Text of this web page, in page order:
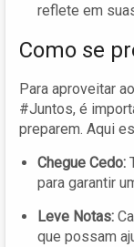
reflete em
Como se
Para aproveitar
#Juntos, é
preparem. Aqui
Chegue Cedo:
para garantir
Leve Notas:
que possam